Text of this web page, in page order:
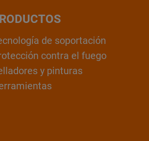
de soportación
contra el fuego
y pinturas